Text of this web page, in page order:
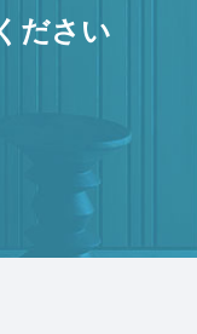
ださい